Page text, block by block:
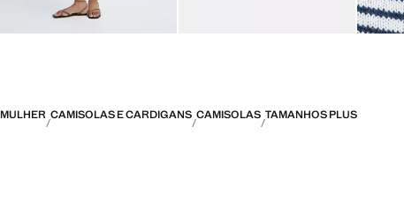
MULHER CAMISOLAS E CARDIGANS CAMISOLAS TAMANHOS PLUS